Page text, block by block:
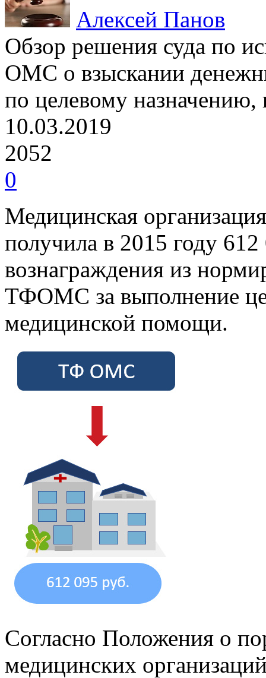
Алексей Панов
Обзор решения суда по
ОМС о взыскании
по целевому
10.03.2019
2052
0
Медицинская
получила в 2015 году
вознаграждения из
ТФОМС за выполнение
медицинской помощи.
Согласно Положения о
медицинских